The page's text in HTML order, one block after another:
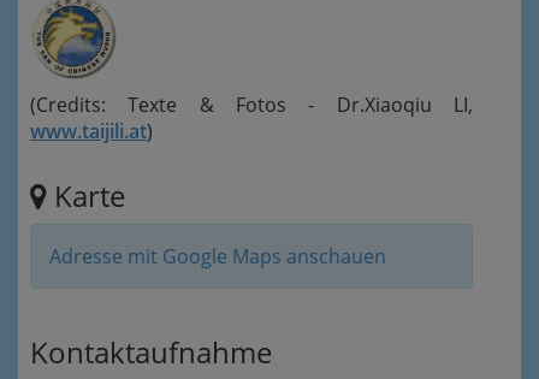
(Credits: Texte & Fotos - Dr.Xiaoqiu LI,
www.taijili.at)
Karte
Adresse mit Google Maps anschauen
Kontaktaufnahme